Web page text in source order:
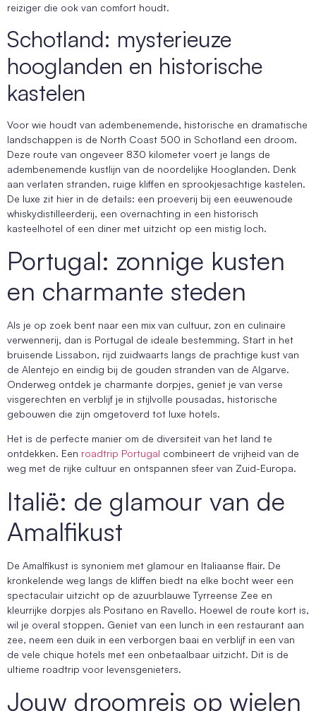
reiziger die ook van comfort houdt.
Schotland: mysterieuze
hooglanden en historische
kastelen
Voor wie houdt van adembenemende, historische en dramatische
landschappen is de North Coast 500 in Schotland een droom.
Deze route van ongeveer 830 kilometer voert je langs de
adembenemende kustlijn van de noordelijke Hooglanden. Denk
aan verlaten stranden, ruige kliffen en sprookjesachtige kastelen.
De luxe zit hier in de details: een proeverij bij een eeuwenoude
whiskydistilleerderij, een overnachting in een historisch
kasteelhotel of een diner met uitzicht op een mistig loch.
Portugal: zonnige kusten
en charmante steden
Als je op zoek bent naar een mix van cultuur, zon en culinaire
verwennerij, dan is Portugal de ideale bestemming. Start in het
bruisende Lissabon, rijd zuidwaarts langs de prachtige kust van
de Alentejo en eindig bij de gouden stranden van de Algarve.
Onderweg ontdek je charmante dorpjes, geniet je van verse
visgerechten en verblijf je in stijlvolle pousadas, historische
gebouwen die zijn omgetoverd tot luxe hotels.
Het is de perfecte manier om de diversiteit van het land te
ontdekken. Een roadtrip Portugal combineert de vrijheid van de
weg met de rijke cultuur en ontspannen sfeer van Zuid-Europa.
Italië: de glamour van de
Amalfikust
De Amalfikust is synoniem met glamour en Italiaanse flair. De
kronkelende weg langs de kliffen biedt na elke bocht weer een
spectaculair uitzicht op de azuurblauwe Tyrreense Zee en
kleurrijke dorpjes als Positano en Ravello. Hoewel de route kort is,
wil je overal stoppen. Geniet van een lunch in een restaurant aan
zee, neem een duik in een verborgen baai en verblijf in een van
de vele chique hotels met een onbetaalbaar uitzicht. Dit is de
ultieme roadtrip voor levensgenieters.
Jouw droomreis op wielen